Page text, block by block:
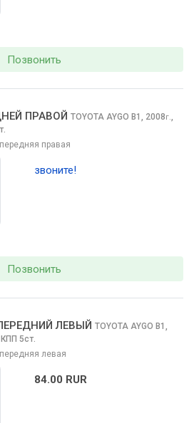
Позвонить
ПРАВОЙ TOYOTA AYGO B1, 2008г.
правая
звоните!
Позвонить
ЛЕВЫЙ TOYOTA AYGO B1,
5ст.
левая
84.00 RUR